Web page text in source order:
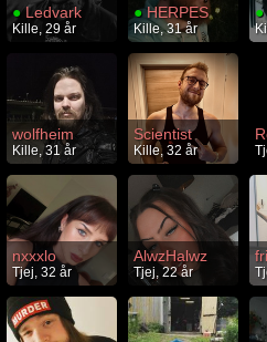
●Ledvark
Kille, 29 år
●HERPES
Kille, 31 år
●
wolfheim
Kille, 31 år
Scientist
Kille, 32 år
nxxxlo
Tjej, 32 år
AlwzHalwz
Tjej, 22 år